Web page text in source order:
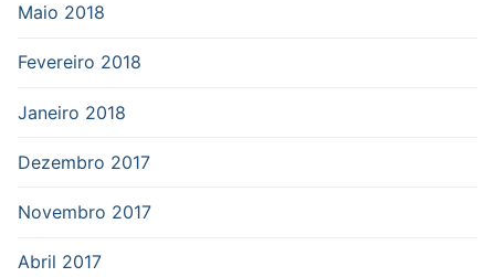
Maio 2018
Fevereiro 2018
Janeiro 2018
Dezembro 2017
Novembro 2017
Abril 2017